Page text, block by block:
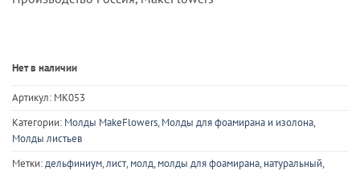
Нет в наличии
Артикул: MK053
Категории: Молды MakeFlowers, Молды для фоамирана и изолона,
Молды листьев
Метки:дельфиниум,лист, молд, молды для фоамирана, натуральный,